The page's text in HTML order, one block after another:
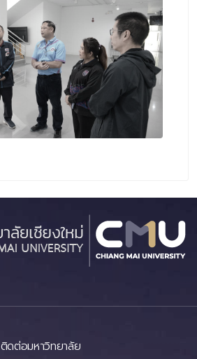
ติดต่อมหาวิทยาลัย